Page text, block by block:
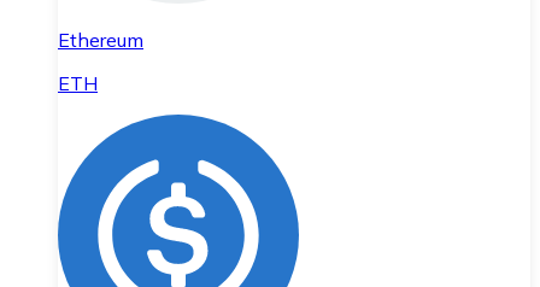
Ethereum
ETH